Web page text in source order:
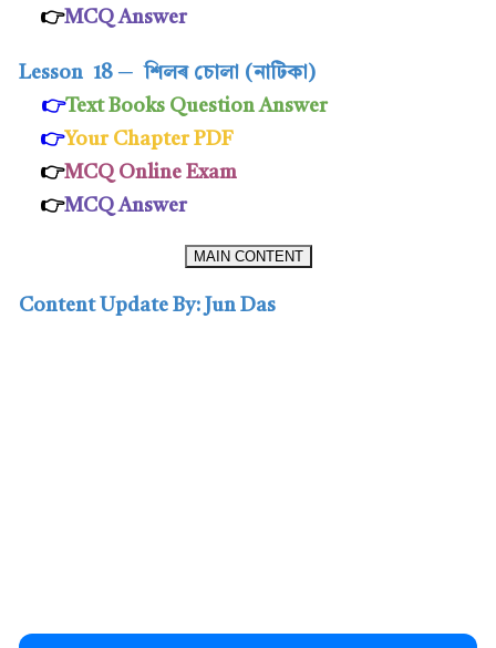
👉MCQ Answer
Lesson 18 ─ শিলৰ চোলা (নাটিকা)
👉Text Books Question Answer
👉Your Chapter PDF
👉MCQ Online Exam
👉MCQ Answer
MAIN CONTENT
Content Update By: Jun Das